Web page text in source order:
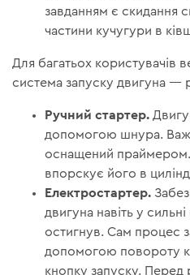
завданням є скидання
частини кучугури в
Для багатьох користувачів
система запуску двигуна —
Ручний стартер.
допомогою шнура.
оснащений праймером.
впорскує його в
Електростартер.
двигуна навіть у
остигнув. Сам процес
допомогою повороту
кнопку запуску. Перед